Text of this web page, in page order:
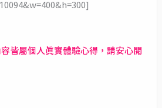
皆屬個人真實體驗心得，請安心閱